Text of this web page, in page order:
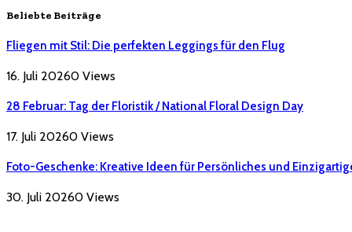
Beliebte Beiträge
Fliegen mit Stil: Die perfekten Leggings für den Flug
16. Juli 20260 Views
28 Februar: Tag der Floristik / National Floral Design Day
17. Juli 20260 Views
Foto-Geschenke: Kreative Ideen für Persönliches und
30. Juli 20260 Views